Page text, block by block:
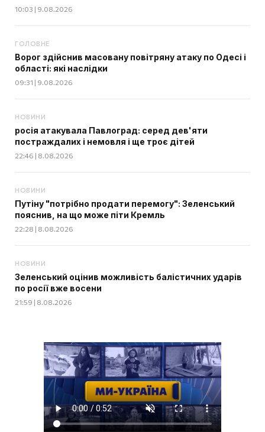
10:03 | 9.08.2026
ГОЛОВНЕ
Ворог здійснив масовану повітряну атаку по Одесі і
області: які наслідки
09:31 | 9.08.2026
НОВИНИ
росія атакувала Павлоград: серед дев'яти
постраждалих і немовля і ще троє дітей
22:46 | 8.08.2026
НОВИНИ
Путіну "потрібно продати перемогу": Зеленський
пояснив, на що може піти Кремль
22:28 | 8.08.2026
НОВИНИ
Зеленський оцінив можливість балістичних ударів
по росії вже восени
21:59 | 8.08.2026